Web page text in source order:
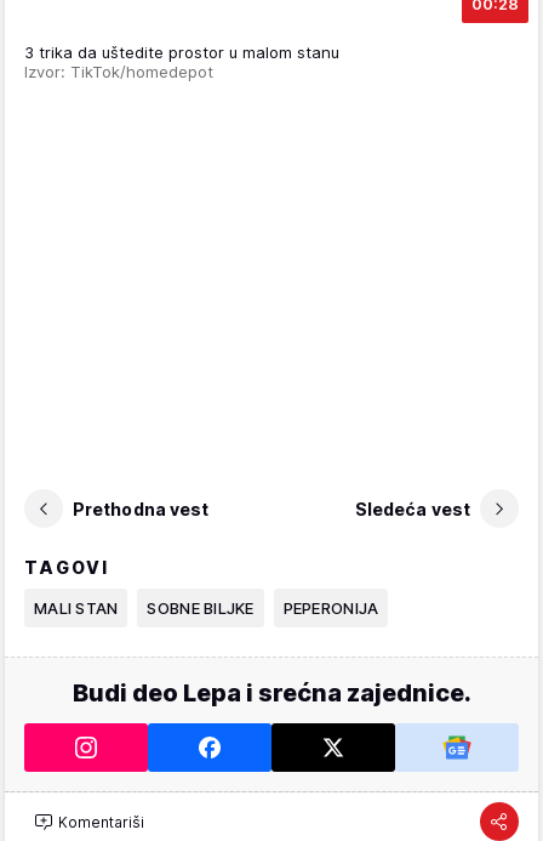
00:28
3 trika da uštedite prostor u malom stanu
Izvor: TikTok/homedepot
Prethodna vest Sledeća vest
TAGOVI
MALI STAN SOBNE BILJKE PEPERONIJA
Budi deo Lepa i srećna zajednice.
Komentariši